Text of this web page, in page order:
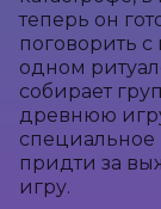
теперь он
поговорить с
одном
собирает
древнюю
специальное
придти за
игру.